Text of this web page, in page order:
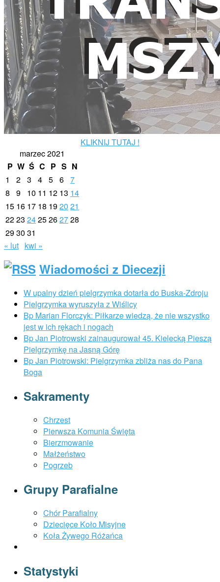
KLIKNIJ TUTAJ !
marzec 2021
P W Ś C P S N
1
2 3 4 5 6 7
8
9 10 11 12 13 14
15 16 17 18 1920 21
2223 2425262728
2930 31
« lut kwi »
Wiadomości z Diecezji
W upalny dzień pielgrzymka dotarła do Buska-Zdroju
Pielgrzymka wyruszyła z Wiślicy
Bp Marian Florczyk: Piłkarze wiedzą, że nie wszystko
jest w ich rękach i nogach
Bp Jan Piotrowski zainaugurował 45. Kielecką Pieszą
Pielgrzymkę na Jasną Górę
Bp Jan Piotrowski: Pielgrzymka zbliża nas do Pana
Boga
Sakramenty
Chrzest
Pierwsza Komunia Święta
Bierzmowanie
Małżeństwo
Pogrzeb
Grupy Parafialne
Chór Parafialny
Dziecięce Koło Misyjne
Koła Żywego Różańca
Statystyki